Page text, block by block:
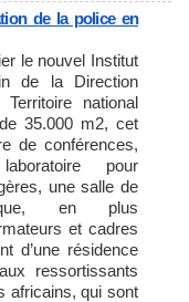
de la police en
le nouvel Institut
de la Direction
national
35.000 m2, cet
de conférences,
pour
une salle de
en plus
et cadres
d’une résidence
ressortissants
africains, qui sont